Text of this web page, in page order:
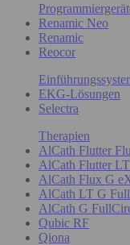
Renamic Neo
Renamic
Reocor
EKG-Lösungen
Selectra
Therapien
AlCath Flutter
AlCath Flutter
AlCath Flux G
AlCath LT G
AlCath G
Qubic RF
Qiona